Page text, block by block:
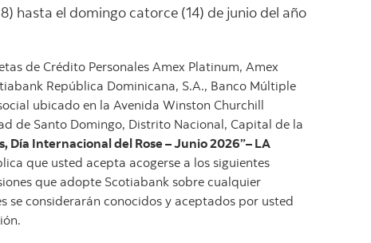
hasta el domingo catorce (14) de junio del año
de Crédito Personales Amex Platinum, Amex
República Dominicana, S.A., Banco Múltiple
ubicado en la Avenida Winston Churchill
de Santo Domingo, Distrito Nacional, Capital de la
Día Internacional del Rose – Junio 2026”– LA
que usted acepta acogerse a los siguientes
que adopte Scotiabank sobre cualquier
se considerarán conocidos y aceptados por usted